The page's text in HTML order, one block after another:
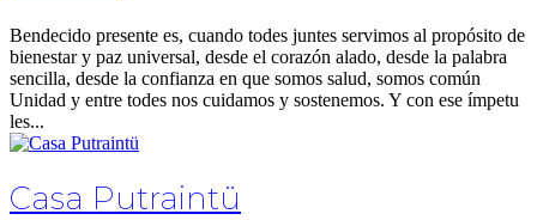
Bendecido presente es, cuando todes juntes servimos al propósito de
bienestar y paz universal, desde el corazón alado, desde la palabra
sencilla, desde la confianza en que somos salud, somos común
Unidad y entre todes nos cuidamos y sostenemos. Y con ese ímpetu
les...
Casa Putraintü